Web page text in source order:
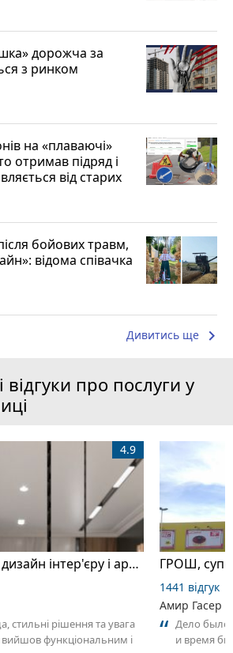
дорожча за
з ринком
на «плаваючі»
отримав підряд і
від старих
бойових травм,
відома співачка
Дивитись ще keyboard_arrow_right
відгуки про послуги у
Korovai architects, дизайн інтер'єру і архітектура
4.9
стильні рішення та увага
функціональним і
ГРОШ,
1441 відгук
Амир Гасер
Дело было
и время